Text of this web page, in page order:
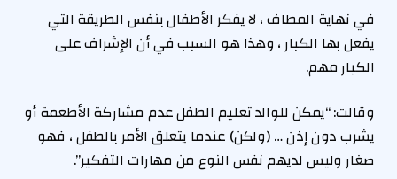
في نهاية المطاف ، لا يفكر الأطفال بنفس الطريقة التي
يفعل بها الكبار ، وهذا هو السبب في أن الإشراف على
الكبار مهم.
وقالت: “يمكن للوالد تعليم الطفل عدم مشاركة الأطعمة أو
يشرب دون إذن … (ولكن) عندما يتعلق الأمر بالطفل ، فهو
صغار وليس لديهم نفس النوع من مهارات التفكير”.